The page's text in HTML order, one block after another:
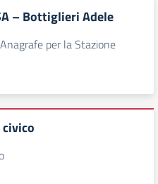
– Bottiglieri Adele
per la Stazione